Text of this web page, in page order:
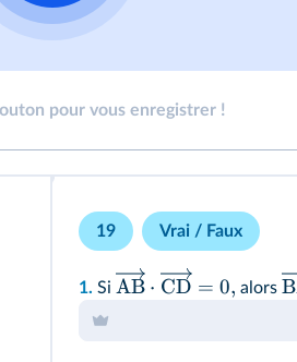
pour vous enregistrer !
19 Vrai / Faux
1. Si AB ⋅ CD = 0, alors